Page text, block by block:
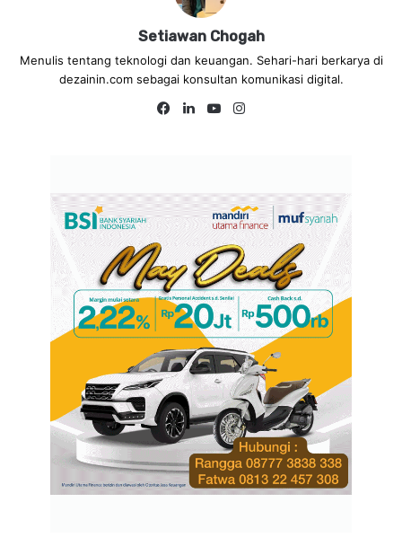
Setiawan Chogah
Menulis tentang teknologi dan keuangan. Sehari-hari berkarya di
dezainin.com sebagai konsultan komunikasi digital.
Fa
Lin
Yo